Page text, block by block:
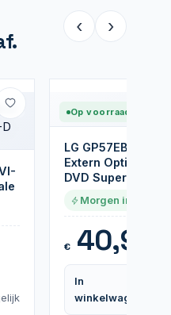
‹ ›
Op voorraad
LG
Extern Optisch
DVD Super Multi
Morgen in huis
€40,95
In
winkelwagen